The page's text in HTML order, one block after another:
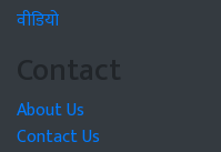
वीडियो
Contact
About Us
Contact Us